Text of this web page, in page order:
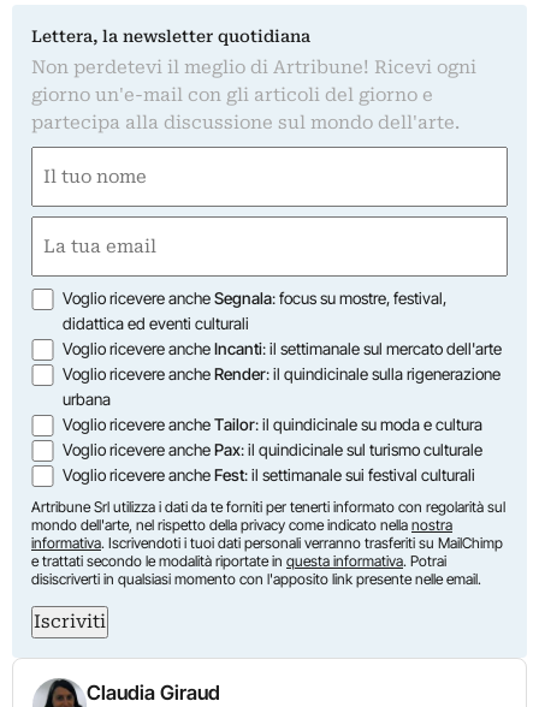
Lettera, la newsletter quotidiana
Non perdetevi il meglio di Artribune! Ricevi ogni
giorno un'e-mail con gli articoli del giorno e
partecipa alla discussione sul mondo dell'arte.
(Obbligatorio)
Nome
(Obbligatorio)
Opzioni
Voglio ricevere ancheSegnala: focus su mostre, festival,
didattica ed eventi culturali
Voglio ricevere ancheIncanti: il settimanale sul mercato dell'arte
Voglio ricevere ancheRender: il quindicinale sulla rigenerazione
urbana
Voglio ricevere ancheTailor: il quindicinale su moda e cultura
Voglio ricevere anchePax: il quindicinale sul turismo culturale
Voglio ricevere ancheFest: il settimanale sui festival culturali
Artribune Srl utilizza i dati da te forniti per tenerti informato con regolarità sul
mondo dell'arte, nel rispetto della privacy come indicato nella nostra
informativa. Iscrivendoti i tuoi dati personali verranno trasferiti su MailChimp
e trattati secondo le modalità riportate in questa informativa. Potrai
disiscriverti in qualsiasi momento con l'apposito link presente nelle email.
Iscriviti
Claudia Giraud